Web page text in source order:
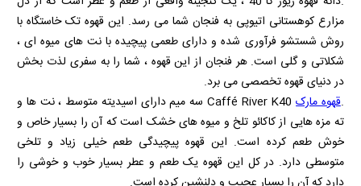
مزارع کوهستانی اتیوپی به فنجان شما می‌ رسد. این قهوه تک خاستگاه با
روش شستشو فرآوری شده و دارای طعمی پیچیده با نت‌ های میوه‌ ای ،
شکلاتی و گلی است. هر فنجان از این قهوه ، شما را به سفری لذت‌ بخش
در دنیای قهوه تخصصی می‌ برد.
.قهوه مارک Caffé River K40 سه میم دارای اسیدیته متوسط ، نت ها و
ته مزه هایی از کاکائو تلخ و میوه های خشک است که آن را بسیار خاص و
خوش طعم کرده است. این قهوه پیچیدگی طعم خیلی زیاد و تلخی
متوسطی دارد. در کل این قهوه یک طعم و عطر بسیار خوب و خوشی را